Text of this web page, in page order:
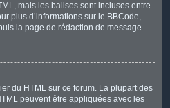
mais les balises sont incluses entre
plus d’informations sur le BBCode,
la page de rédaction de message.
du HTML sur ce forum. La plupart des
peuvent être appliquées avec les